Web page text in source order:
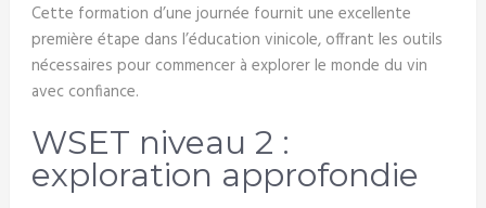
Cette formation d’une journée fournit une excellente
première étape dans l’éducation vinicole, offrant les outils
nécessaires pour commencer à explorer le monde du vin
avec confiance.
WSET niveau 2 :
exploration approfondie